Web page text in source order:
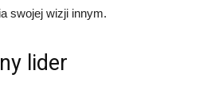
swojej wizji innym.
lider